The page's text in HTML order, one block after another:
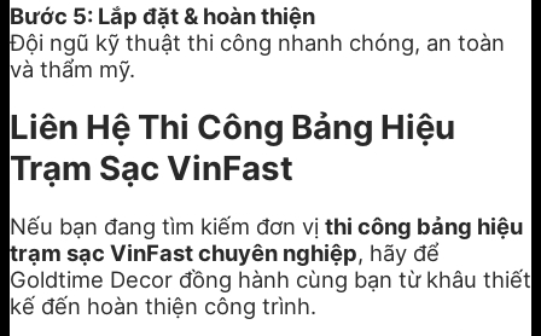
Bước 5: Lắp đặt & hoàn thiện
Đội ngũ kỹ thuật thi công nhanh chóng, an toàn
và thẩm mỹ.
Liên Hệ Thi Công Bảng Hiệu
Trạm Sạc VinFast
Nếu bạn đang tìm kiếm đơn vị thi công bảng hiệu
trạm sạc VinFast chuyên nghiệp, hãy để
Goldtime Decor đồng hành cùng bạn từ khâu thiết
kế đến hoàn thiện công trình.